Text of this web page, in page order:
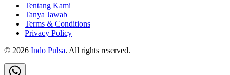
Tentang Kami
Tanya Jawab
Terms & Conditions
Privacy Policy
© 2026 Indo Pulsa. All rights reserved.